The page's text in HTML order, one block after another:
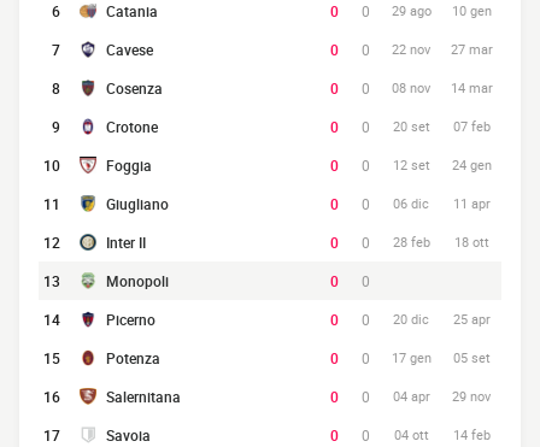
6 Catania 0 0 29 ago 10 gen
7 Cavese 0 0 22 nov 27 mar
8 Cosenza 0 0 08 nov 14 mar
9 Crotone 0 0 20 set 07 feb
10 Foggia 0 0 12 set 24 gen
11 Giugliano 0 0 06 dic 11 apr
12 Inter II 0 0 28 feb 18 ott
13 Monopoli 0
0
14
Picerno 0 0 20 dic 25 apr
15 Potenza 0 0 17 gen 05 set
16 Salernitana 0 0 04 apr 29 nov
17 Savoia 0 0 04 ott 14 feb